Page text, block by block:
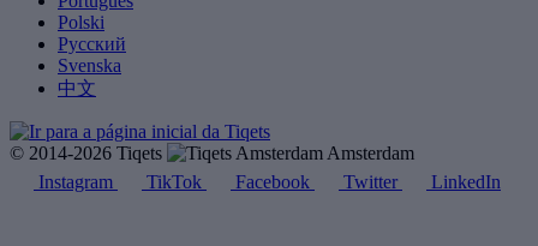
Polski
Русский
Svenska
中文
© 2014-2026 Tiqets
Amsterdam
Instagram
TikTok Facebook Twitter LinkedIn